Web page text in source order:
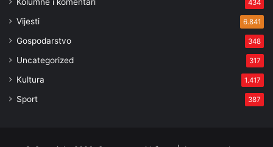
434
Vijesti 6.841
Gospodarstvo 348
Uncategorized 317
Kultura 1.417
Sport 387